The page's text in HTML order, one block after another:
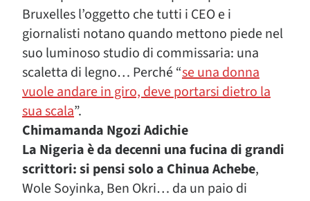
Bruxelles l’oggetto che tutti i CEO e i
giornalisti notano quando mettono piede nel
suo luminoso studio di commissaria: una
scaletta di legno… Perché “se una donna
vuole andare in giro, deve portarsi dietro la
sua scala”.
Chimamanda Ngozi Adichie
La Nigeria è da decenni una fucina di grandi
scrittori: si pensi solo a Chinua Achebe,
Wole Soyinka, Ben Okri… da un paio di